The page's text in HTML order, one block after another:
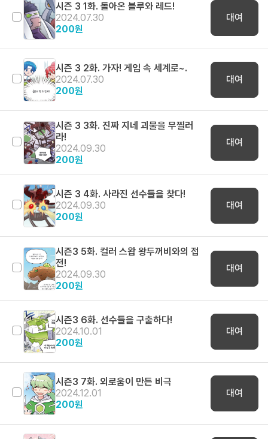
시즌 3 1화. 돌아온 블루와 레드!
2024.07.30
200원
대여
시즌 3 2화. 가자! 게임 속 세계로~.
2024.07.30
200원
대여
시즌 3 3화. 진짜 지네 괴물을 무찔러
라!
2024.09.30
200원
대여
시즌 3 4화. 사라진 선수들을 찾다!
2024.09.30
200원
대여
시즌3 5화. 컬러 스왑 왕두꺼비와의 접
전!
2024.09.30
200원
대여
시즌3 6화. 선수들을 구출하다!
2024.10.01
200원
대여
시즌3 7화. 외로움이 만든 비극
2024.12.01
200원
대여